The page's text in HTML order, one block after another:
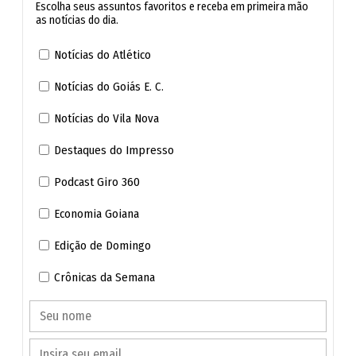
Falta de professores em Goiânia afeta escolas
municipais e sobrecarrega famílias de alunos
As chamadas para realização da matrícula serão
divulgadas no site do Instituto Verbena, conforme
convocados para a matrícula entrarão na formação do
cadastro reserva. Neste caso, a instituição informou que
poderão ser convocados em chamadas posteriores.
De acordo com o cronograma, a publicação da relação
dos candidatos aprovados na primeira chamada será no
Escolha seus assuntos favoritos e receba em primeira mão
as notícias do dia.
Notícias do Atlético
Notícias do Goiás E. C.
Notícias do Vila Nova
Destaques do Impresso
Podcast Giro 360
Economia Goiana
Edição de Domingo
Crônicas da Semana